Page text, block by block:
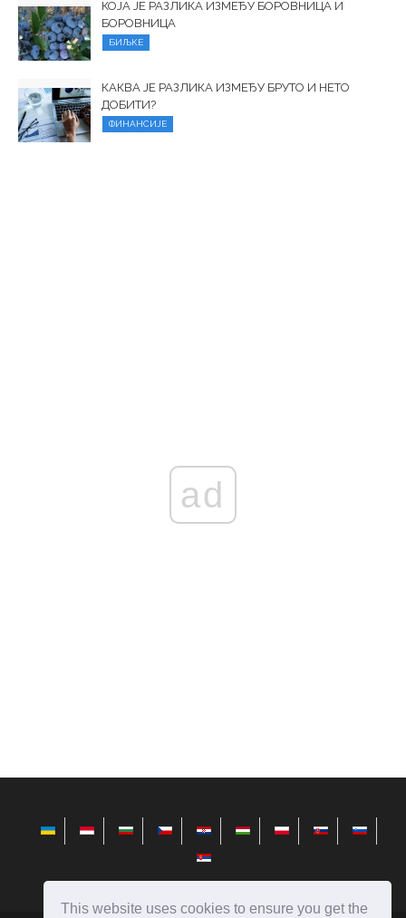
This website uses cookies to ensure you get the
КОЈА ЈЕ РАЗЛИКА ИЗМЕЂУ БОРОВНИЦА И
БОРОВНИЦА
БИЉКЕ
КАКВА ЈЕ РАЗЛИКА ИЗМЕЂУ БРУТО И НЕТО
ДОБИТИ?
ФИНАНСИЈЕ
ad